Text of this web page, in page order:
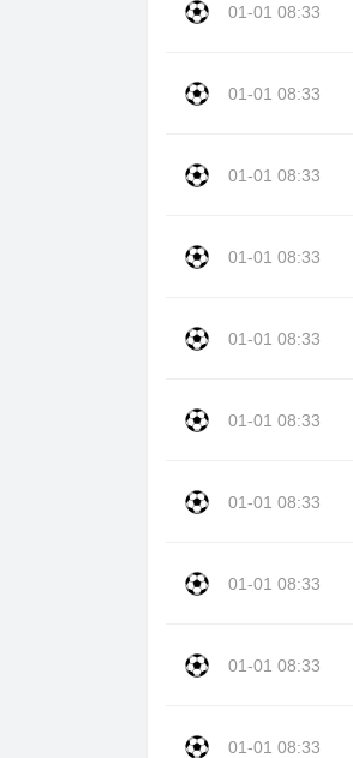
01-01 08:33
01-01 08:33
01-01 08:33
01-01 08:33
01-01 08:33
01-01 08:33
01-01 08:33
01-01 08:33
01-01 08:33
01-01 08:33